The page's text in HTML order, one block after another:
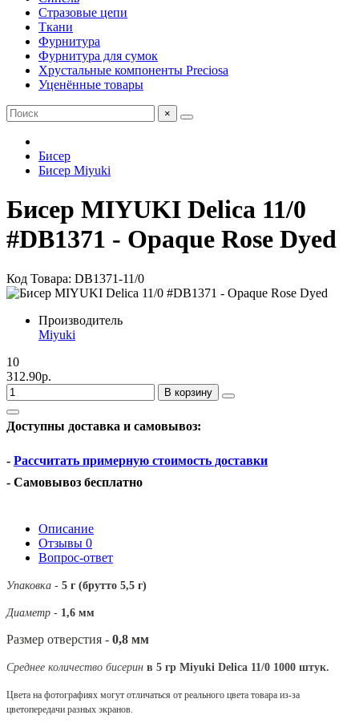
Стразовые цепи
Ткани
Фурнитура
Фурнитура для сумок
Хрустальные компоненты Preciosa
Уценённые товары
×
Бисер
Бисер Miyuki
Бисер MIYUKI Delica 11/0
#DB1371 - Opaque Rose Dyed
Код Товара: DB1371-11/0
Производитель
Miyuki
10
312.90р.
В корзину
Доступны доставка и самовывоз:
- Рассчитать примерную стоимость доставки
- Самовывоз бесплатно
Описание
Отзывы 0
Вопрос-ответ
Упаковка - 5 г (брутто 5,5 г)
Диаметр - 1,6 мм
Размер отверстия - 0,8 мм
Среднее количество бисерин в 5 гр Miyuki Delica 11/0 1000 штук.
Цвета на фотографиях могут отличаться от реального цвета товара из-за
цветопередачи разных экранов.